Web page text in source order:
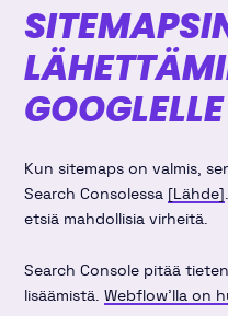
GOOGLELLE
Kun sitemaps on valmis,
Search Consolessa [Lähde]
etsiä mahdollisia virheitä.
Search Console pitää
lisäämistä.Webflow'lla on